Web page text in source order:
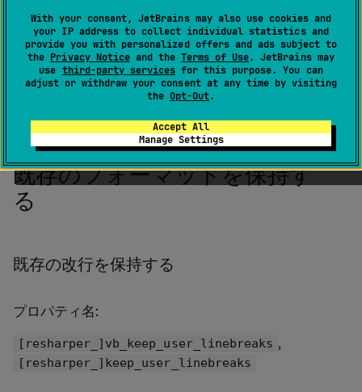
With your consent, JetBrains may also use cookies and
your IP address to collect individual statistics and
provide you with personalized offers and ads subject to
the Privacy Noticeand the Terms of Use. JetBrains may
use third-party servicesfor this purpose. You can
adjust or withdraw your consent at any time by visiting
the Opt-Out.
Accept All
Manage Settings
このページにリストされているフォーマットの
環境設定は、ReSharper オプション のコード
編集 | VB.NET | フォーマットスタイル | 改行ペ
ージで視覚的にも構成できます Alt+R、O 。
既存のフォーマットを保持す
る
既存の改行を保持する
プロパティ名:
[resharper_]vb_keep_user_linebreaks ,
[resharper_]keep_user_linebreaks